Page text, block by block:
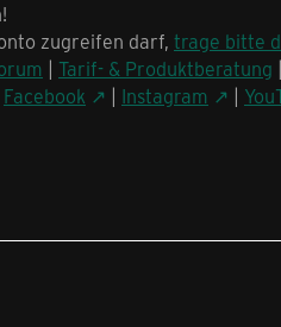
zugreifen darf, trage bitte
| Tarif- & Produktberatung |
Facebook | Instagram |